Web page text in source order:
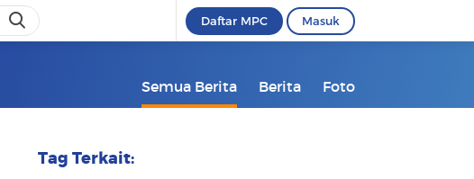
Daftar MPC Masuk
Semua Berita Berita Foto
Tag Terkait: